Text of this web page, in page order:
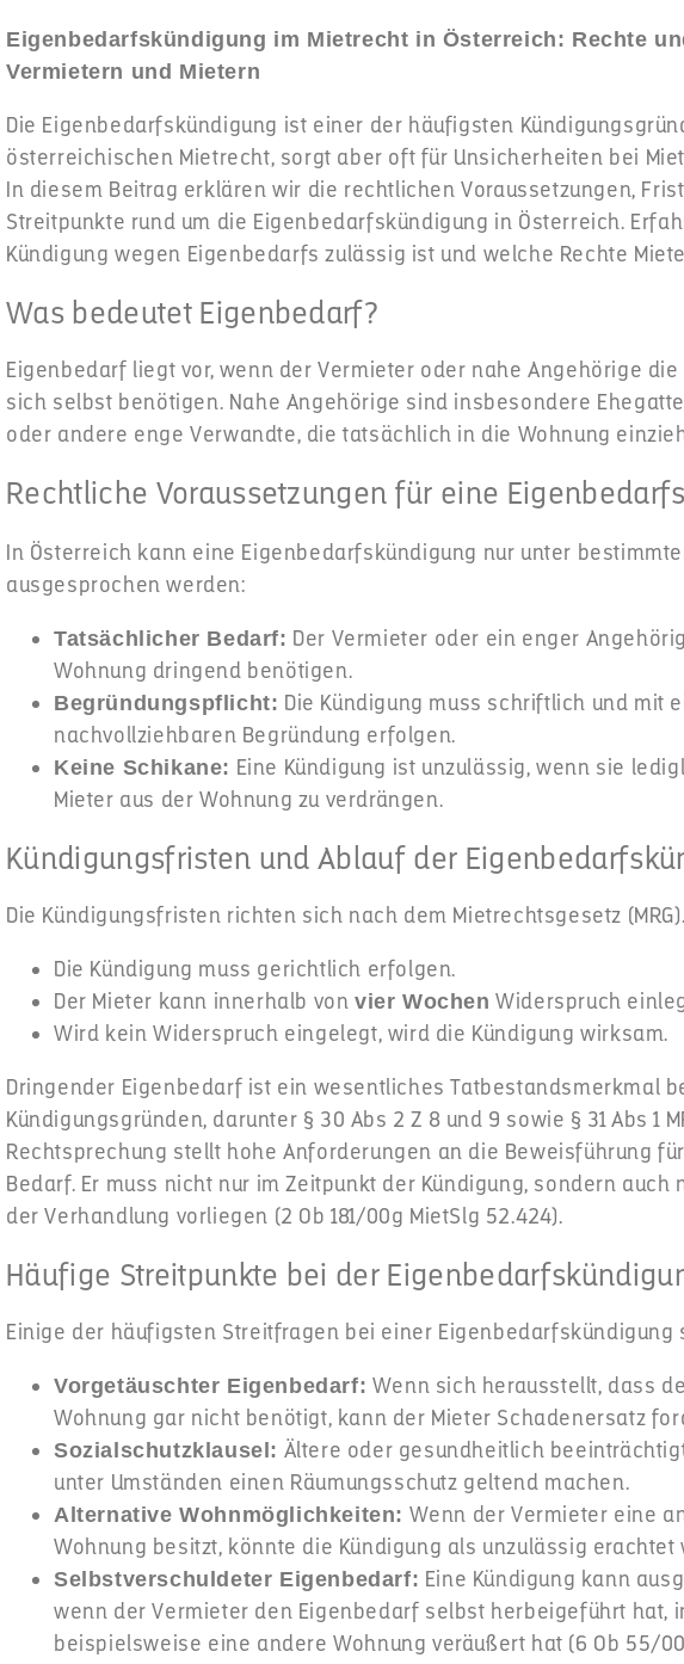
Eigenbedarfskündigung im Mietrecht in Österreich: Rechte
Vermietern und Mietern
Die Eigenbedarfskündigung ist einer der häufigsten
österreichischen Mietrecht, sorgt aber oft für Unsicherheiten bei
In diesem Beitrag erklären wir die rechtlichen Voraussetzungen,
Streitpunkte rund um die Eigenbedarfskündigung in Österreich.
Kündigung wegen Eigenbedarfs zulässig ist und welche Rechte
Was bedeutet Eigenbedarf?
Eigenbedarf liegt vor, wenn der Vermieter oder nahe Angehörige
sich selbst benötigen. Nahe Angehörige sind insbesondere
oder andere enge Verwandte, die tatsächlich in die Wohnung
Rechtliche Voraussetzungen für eine
In Österreich kann eine Eigenbedarfskündigung nur unter
ausgesprochen werden:
Tatsächlicher Bedarf: Der Vermieter oder ein enger
Wohnung dringend benötigen.
Begründungspflicht: Die Kündigung muss schriftlich und mit
nachvollziehbaren Begründung erfolgen.
Keine Schikane: Eine Kündigung ist unzulässig, wenn sie
Mieter aus der Wohnung zu verdrängen.
Kündigungsfristen und Ablauf der
Die Kündigungsfristen richten sich nach dem Mietrechtsgesetz
Die Kündigung muss gerichtlich erfolgen.
Der Mieter kann innerhalb von vier Wochen Widerspruch
Wird kein Widerspruch eingelegt, wird die Kündigung wirksam.
Dringender Eigenbedarf ist ein wesentliches Tatbestandsmerkmal
Kündigungsgründen, darunter § 30 Abs 2 Z 8 und 9 sowie § 31 Abs 1
Rechtsprechung stellt hohe Anforderungen an die Beweisführung
Bedarf. Er muss nicht nur im Zeitpunkt der Kündigung, sondern auch
der Verhandlung vorliegen (2 Ob 181/00g MietSlg 52.424).
Häufige Streitpunkte bei der
Einige der häufigsten Streitfragen bei einer Eigenbedarfskündigung
Vorgetäuschter Eigenbedarf: Wenn sich herausstellt, dass
Wohnung gar nicht benötigt, kann der Mieter Schadenersatz
Sozialschutzklausel: Ältere oder gesundheitlich
unter Umständen einen Räumungsschutz geltend machen.
Alternative Wohnmöglichkeiten: Wenn der Vermieter eine
Wohnung besitzt, könnte die Kündigung als unzulässig erachtet
Selbstverschuldeter Eigenbedarf: Eine Kündigung kann
wenn der Vermieter den Eigenbedarf selbst herbeigeführt hat,
beispielsweise eine andere Wohnung veräußert hat (6 Ob 55/